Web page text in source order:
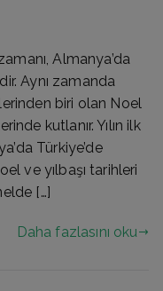
Almanya’da
Aynı zamanda
biri olan Noel
kutlanır. Yılın ilk
Türkiye’de
ve yılbaşı tarihleri
[…]
Daha fazlasını oku